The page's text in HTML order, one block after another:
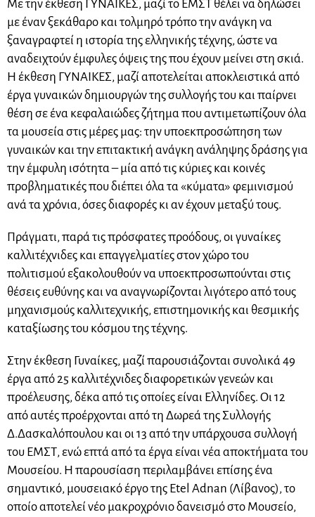
Με την έκθεση ΓΥΝΑΙΚΕΣ, μαζί το ΕΜΣΤ θέλει να δηλώσει
με έναν ξεκάθαρο και τολμηρό τρόπο την ανάγκη να
ξαναγραφτεί η ιστορία της ελληνικής τέχνης, ώστε να
αναδειχτούν έμφυλες όψεις της που έχουν μείνει στη σκιά.
Η έκθεση ΓΥΝΑΙΚΕΣ, μαζί αποτελείται αποκλειστικά από
έργα γυναικών δημιουργών της συλλογής του και παίρνει
θέση σε ένα κεφαλαιώδες ζήτημα που αντιμετωπίζουν όλα
τα μουσεία στις μέρες μας: την υποεκπροσώπηση των
γυναικών και την επιτακτική ανάγκη ανάληψης δράσης για
την έμφυλη ισότητα – μία από τις κύριες και κοινές
προβληματικές που διέπει όλα τα «κύματα» φεμινισμού
ανά τα χρόνια, όσες διαφορές κι αν έχουν μεταξύ τους.
Πράγματι, παρά τις πρόσφατες προόδους, οι γυναίκες
καλλιτέχνιδες και επαγγελματίες στον χώρο του
πολιτισμού εξακολουθούν να υποεκπροσωπούνται στις
θέσεις ευθύνης και να αναγνωρίζονται λιγότερο από τους
μηχανισμούς καλλιτεχνικής, επιστημονικής και θεσμικής
καταξίωσης του κόσμου της τέχνης.
Στην έκθεση Γυναίκες, μαζί παρουσιάζονται συνολικά 49
έργα από 25 καλλιτέχνιδες διαφορετικών γενεών και
προέλευσης, δέκα από τις οποίες είναι Ελληνίδες. Οι 12
από αυτές προέρχονται από τη Δωρεά της Συλλογής
Δ.Δασκαλόπουλου και οι 13 από την υπάρχουσα συλλογή
του ΕΜΣΤ, ενώ επτά από τα έργα είναι νέα αποκτήματα του
Μουσείου. Η παρουσίαση περιλαμβάνει επίσης ένα
σημαντικό, μουσειακό έργο της Etel Adnan (Λίβανος), το
οποίο αποτελεί νέο μακροχρόνιο δανεισμό στο Μουσείο,